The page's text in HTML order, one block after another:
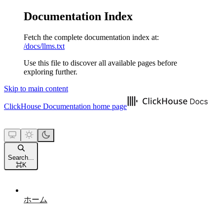
Documentation Index
Fetch the complete documentation index at:
/docs/llms.txt
Use this file to discover all available pages before
exploring further.
Skip to main content
ClickHouse Documentation home page
Search...
⌘K
ホーム